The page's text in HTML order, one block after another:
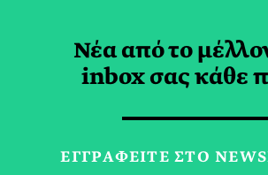
ΜΙΝΩΣ ΝΤΙΝΑΣ
Νέα από το
inbox σας κάθε
ΕΓΓPΑΦΕΙΤΕ ΣΤΟ